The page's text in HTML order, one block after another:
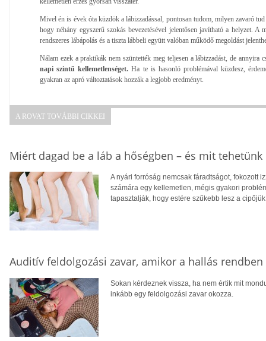
Mivel én is évek óta küzdök a lábizzadással, pontosan tudom, milyen zavaró
hogy néhány egyszerű szokás bevezetésével jelentősen javítható a helyzet. A
rendszeres lábápolás és a tiszta lábbeli együtt valóban működő megoldást
Nálam ezek a praktikák nem szüntették meg teljesen a lábizzadást, de annyira
napi szintű kellemetlenséget.Ha te is hasonló problémával küzdesz,
gyakran az apró változtatások hozzák a legjobb eredményt.
A ROVAT TOVÁBBI CIKKEI
Miért dagad be a láb a hőségben – és mit tehetünk
A nyári forróság nemcsak fáradtságot, fokozott
számára egy kellemetlen, mégis gyakori
tapasztalják, hogy estére szűkebb lesz a
Auditív feldolgozási zavar, amikor a hallás
Sokan kérdeznek vissza, ha nem értik mit
inkább egy feldolgozási zavar okozza.